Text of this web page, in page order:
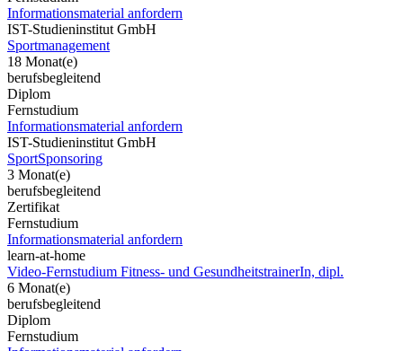
Informationsmaterial anfordern
IST-Studieninstitut GmbH
Sportmanagement
18 Monat(e)
berufsbegleitend
Diplom
Fernstudium
Informationsmaterial anfordern
IST-Studieninstitut GmbH
SportSponsoring
3 Monat(e)
berufsbegleitend
Zertifikat
Fernstudium
Informationsmaterial anfordern
learn-at-home
Video-Fernstudium Fitness- und GesundheitstrainerIn, dipl.
6 Monat(e)
berufsbegleitend
Diplom
Fernstudium